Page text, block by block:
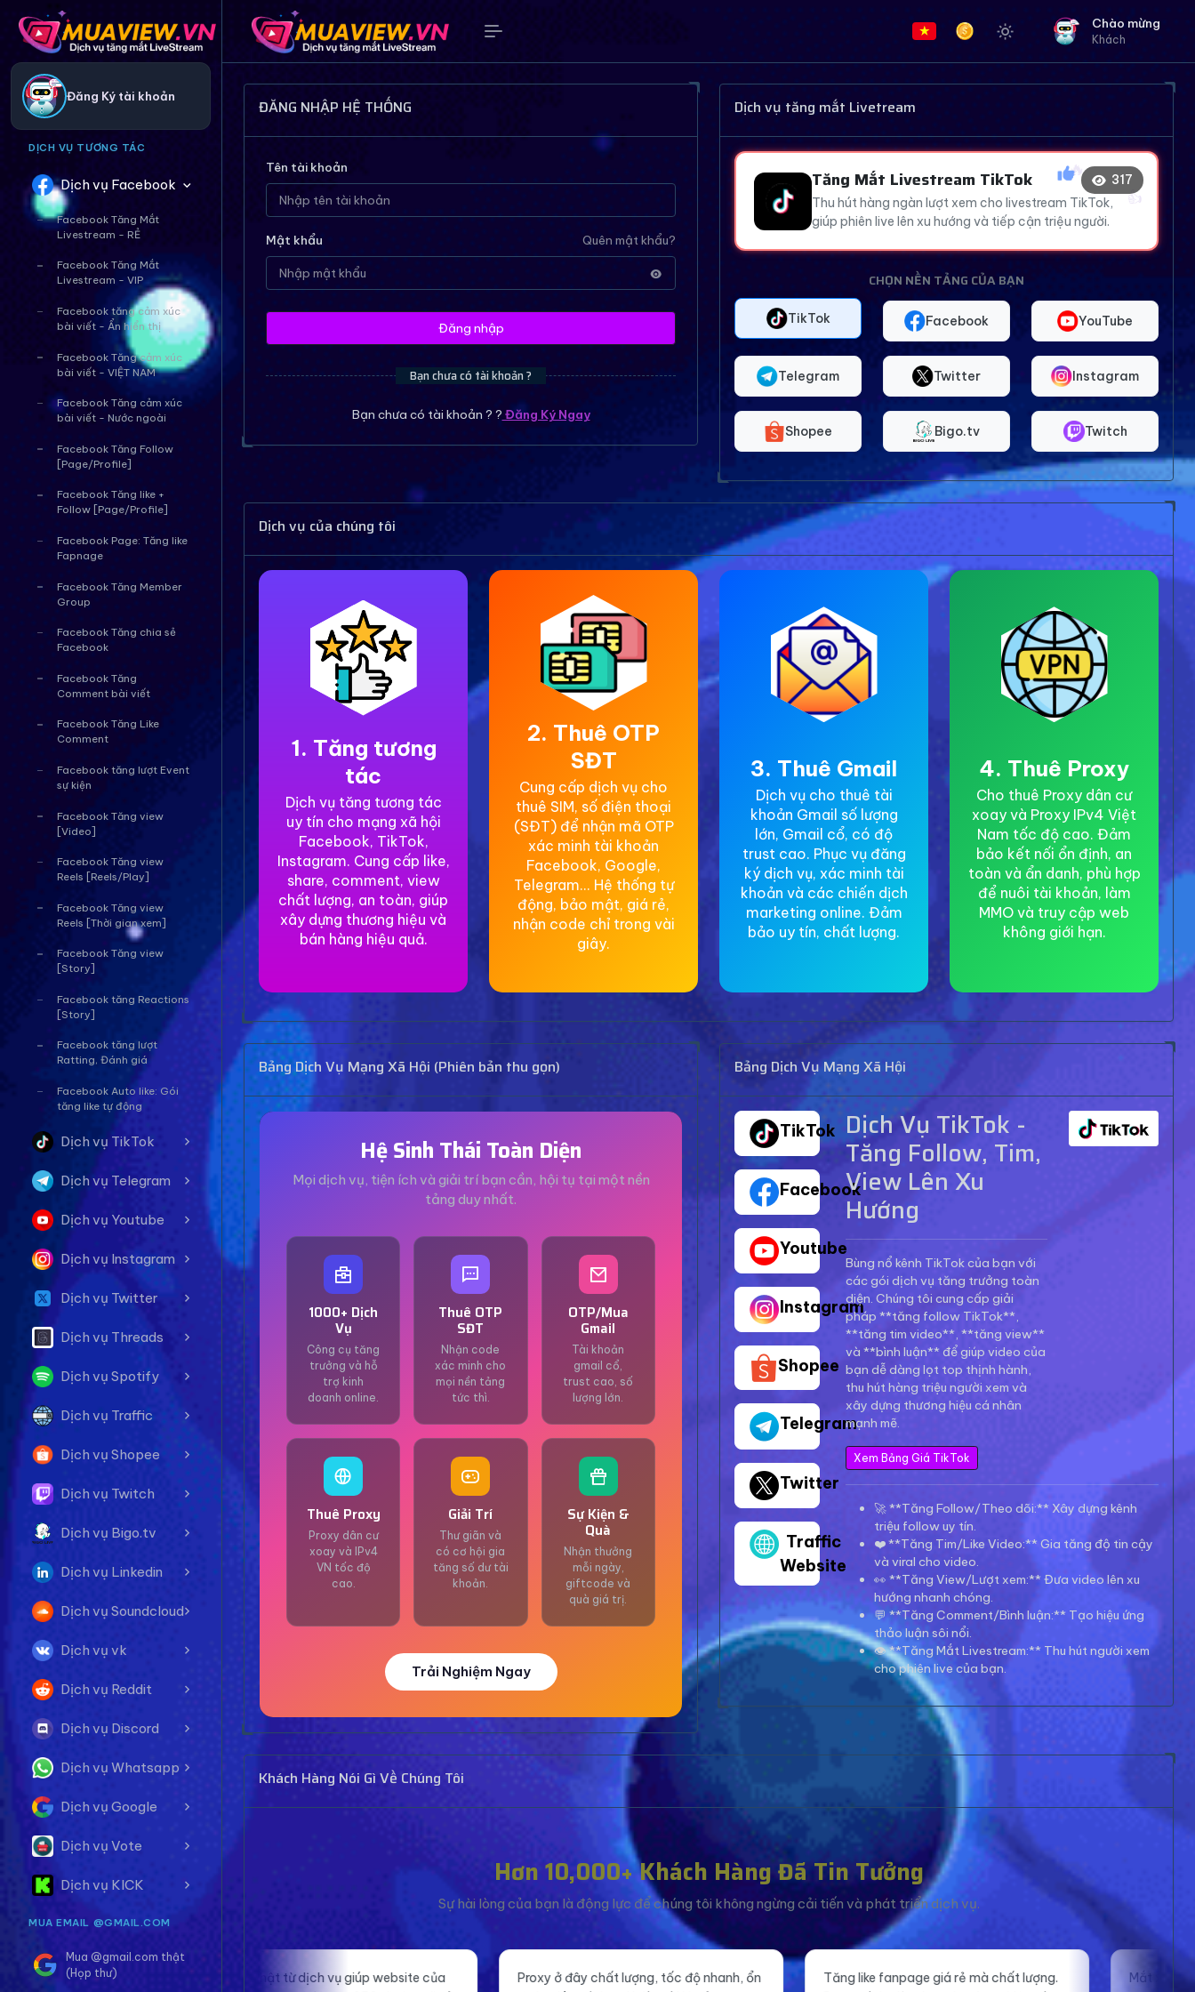
Chào mừng
Khách
Đăng Ký tài khoản
DỊCH VỤ TƯƠNG TÁC
Dịch vụ Facebook
Facebook Tăng Mắt
Livestream - RẺ
Facebook Tăng Mắt
Livestream - VIP
Facebook tăng cảm xúc
bài viết - Ẩn hiển thị
Facebook Tăng cảm xúc
bài viết - VIỆT NAM
Facebook Tăng cảm xúc
bài viết - Nước ngoài
Facebook Tăng Follow
[Page/Profile]
Facebook Tăng like +
Follow [Page/Profile]
Facebook Page: Tăng like
Fapnage
Facebook Tăng Member
Group
Facebook Tăng chia sẻ
Facebook
Facebook Tăng
Comment bài viết
Facebook Tăng Like
Comment
Facebook tăng lượt Event
sự kiện
Facebook Tăng view
[Video]
Facebook Tăng view
Reels [Reels/Play]
Facebook Tăng view
Reels [Thời gian xem]
Facebook Tăng view
[Story]
Facebook tăng Reactions
[Story]
Facebook tăng lượt
Ratting, Đánh giá
Facebook Auto like: Gói
tăng like tự động
Dịch vụ TikTok
Dịch vụ Telegram
Dịch vụ Youtube
Dịch vụ Instagram
Dịch vụ Twitter
Dịch vụ Threads
Dịch vụ Spotify
Dịch vụ Traffic
Dịch vụ Shopee
Dịch vụ Twitch
Dịch vụ Bigo.tv
Dịch vụ Linkedin
Dịch vụ Soundcloud
Dịch vụ vk
Dịch vụ Reddit
Dịch vụ Discord
Dịch vụ Whatsapp
Dịch vụ Google
Dịch vụ Vote
Dịch vụ KICK
MUA EMAIL @GMAIL.COM
Mua @gmail.com thật
(Họp thư)
ĐĂNG NHẬP HỆ THỐNG
Tên tài khoản
Quên mật khẩu?
Mật khẩu
Đăng nhập
Bạn chưa có tài khoản ?
Bạn chưa có tài khoản ? ? Đăng Ký Ngay
Dịch vụ tăng mắt Livetream
Tăng Mắt Livestream TikTok
Thu hút hàng ngàn lượt xem cho livestream TikTok,
giúp phiên live lên xu hướng và tiếp cận triệu người.
322
🔥 👍
❤️
😍
❤️
CHỌN NỀN TẢNG CỦA BẠN
TikTok Facebook YouTube
Telegram Twitter Instagram
Shopee Bigo.tv Twitch
Dịch vụ của chúng tôi
1. Tăng tương
tác
Dịch vụ tăng tương tác
uy tín cho mạng xã hội
Facebook, TikTok,
Instagram. Cung cấp like,
share, comment, view
chất lượng, an toàn, giúp
xây dựng thương hiệu và
bán hàng hiệu quả.
2. Thuê OTP
SĐT
Cung cấp dịch vụ cho
thuê SIM, số điện thoại
(SĐT) để nhận mã OTP
xác minh tài khoản
Facebook, Google,
Telegram... Hệ thống tự
động, bảo mật, giá rẻ,
nhận code chỉ trong vài
giây.
3. Thuê Gmail
Dịch vụ cho thuê tài
khoản Gmail số lượng
lớn, Gmail cổ, có độ
trust cao. Phục vụ đăng
ký dịch vụ, xác minh tài
khoản và các chiến dịch
marketing online. Đảm
bảo uy tín, chất lượng.
4. Thuê Proxy
Cho thuê Proxy dân cư
xoay và Proxy IPv4 Việt
Nam tốc độ cao. Đảm
bảo kết nối ổn định, an
toàn và ẩn danh, phù hợp
để nuôi tài khoản, làm
MMO và truy cập web
không giới hạn.
Bảng Dịch Vụ Mạng Xã Hội (Phiên bản thu gọn)
Hệ Sinh Thái Toàn Diện
Mọi dịch vụ, tiện ích và giải trí bạn cần, hội tụ tại một nền
tảng duy nhất.
1000+ Dịch
Vụ
Công cụ tăng
trưởng và hỗ
trợ kinh
doanh online.
Thuê OTP
SĐT
Nhận code
xác minh cho
mọi nền tảng
tức thì.
OTP/Mua
Gmail
Tài khoản
gmail cổ,
trust cao, số
lượng lớn.
Thuê Proxy
Proxy dân cư
xoay và IPv4
VN tốc độ
cao.
Giải Trí
Thư giãn và
có cơ hội gia
tăng số dư tài
khoản.
Sự Kiện &
Quà
Nhận thưởng
mỗi ngày,
giftcode và
quà giá trị.
Trải Nghiệm Ngay
Bảng Dịch Vụ Mạng Xã Hội
TikTok
Facebook
Youtube
Instagram
Shopee
Telegram
Twitter
Traffic
Website
Dịch Vụ TikTok -
Tăng Follow, Tim,
View Lên Xu
Hướng
Bùng nổ kênh TikTok của bạn với
các gói dịch vụ tăng trưởng toàn
diện. Chúng tôi cung cấp giải
pháp **tăng follow TikTok**,
**tăng tim video**, **tăng view**
và **bình luận** để giúp video của
bạn dễ dàng lọt top thịnh hành,
thu hút hàng triệu người xem và
xây dựng thương hiệu cá nhân
mạnh mẽ.
Xem Bảng Giá TikTok
🚀 **Tăng Follow/Theo dõi:** Xây dựng kênh
triệu follow uy tín.
❤️ **Tăng Tim/Like Video:** Gia tăng độ tin cậy
và viral cho video.
👀 **Tăng View/Lượt xem:** Đưa video lên xu
hướng nhanh chóng.
💬 **Tăng Comment/Bình luận:** Tạo hiệu ứng
thảo luận sôi nổi.
👁️ **Tăng Mắt Livestream:** Thu hút người xem
cho phiên live của bạn.
Khách Hàng Nói Gì Về Chúng Tôi
Hơn 10,000+ Khách Hàng Đã Tin Tưởng
Sự hài lòng của bạn là động lực để chúng tôi không ngừng cải tiến và phát triển dịch vụ.
Traffic thật từ dịch vụ giúp website của
Proxy ở đây chất lượng, tốc độ nhanh, ổn
Tăng like fanpage giá rẻ mà chất lượng.
Mắt xem livestream ổn định, giúp mình tự